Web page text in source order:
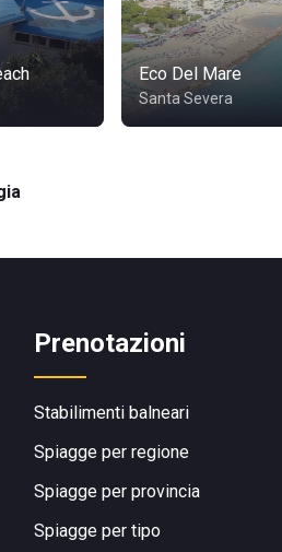
Eco Del Mare
Santa Severa
Prenotazioni
Stabilimenti balneari
Spiagge per regione
Spiagge per provincia
Spiagge per tipo